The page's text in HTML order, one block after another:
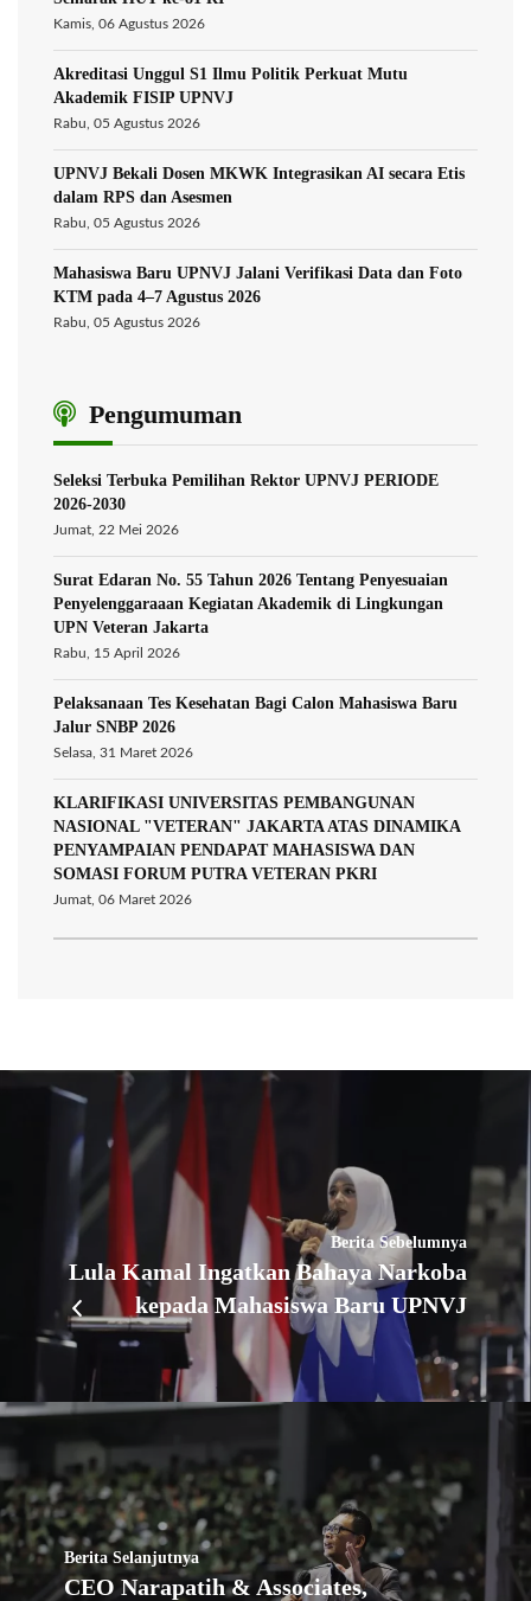
Kamis, 06 Agustus 2026
Akreditasi Unggul S1 Ilmu Politik Perkuat Mutu
Akademik FISIP UPNVJ
Rabu, 05 Agustus 2026
UPNVJ Bekali Dosen MKWK Integrasikan AI secara Etis
dalam RPS dan Asesmen
Rabu, 05 Agustus 2026
Mahasiswa Baru UPNVJ Jalani Verifikasi Data dan Foto
KTM pada 4–7 Agustus 2026
Rabu, 05 Agustus 2026
Pengumuman
Seleksi Terbuka Pemilihan Rektor UPNVJ PERIODE
2026-2030
Jumat, 22 Mei 2026
Surat Edaran No. 55 Tahun 2026 Tentang Penyesuaian
Penyelenggaraaan Kegiatan Akademik di Lingkungan
UPN Veteran Jakarta
Rabu, 15 April 2026
Pelaksanaan Tes Kesehatan Bagi Calon Mahasiswa Baru
Jalur SNBP 2026
Selasa, 31 Maret 2026
KLARIFIKASI UNIVERSITAS PEMBANGUNAN
NASIONAL "VETERAN" JAKARTA ATAS DINAMIKA
PENYAMPAIAN PENDAPAT MAHASISWA DAN
SOMASI FORUM PUTRA VETERAN PKRI
Jumat, 06 Maret 2026
Berita Sebelumnya
Lula Kamal Ingatkan Bahaya Narkoba
kepada Mahasiswa Baru UPNVJ
Berita Selanjutnya
CEO Narapatih & Associates,